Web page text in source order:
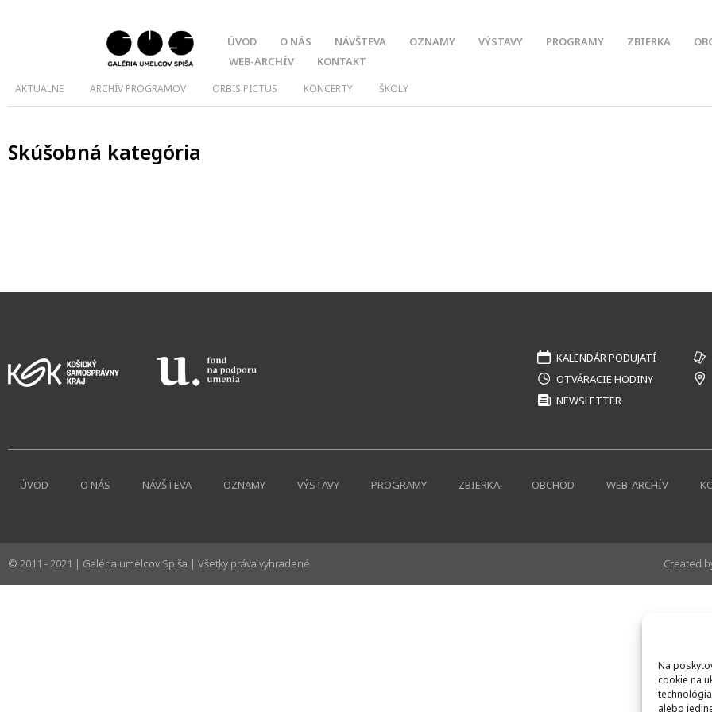
Na
cookie na
alebo
ÚVOD O NÁS NÁVŠTEVA OZNAMY VÝSTAVY PROGRAMY ZBIERKA
WEB-ARCHÍV
KONTAKT
AKTUÁLNE ARCHÍV PROGRAMOV ORBIS PICTUS KONCERTY ŠKOLY
Skúšobná kategória
KALENDÁR PODUJATÍ
OTVÁRACIE HODINY
NEWSLETTER
ÚVOD O NÁS NÁVŠTEVA OZNAMY VÝSTAVY PROGRAMY ZBIERKA OBCHOD WEB-ARCHÍV
© 2011 - 2021 | Galéria umelcov Spiša | Všetky práva vyhradené Created